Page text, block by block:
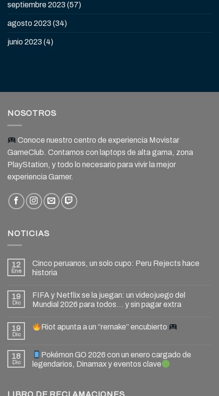
septiembre 2023 (57)
agosto 2023 (34)
junio 2023 (4)
NOSOTROS
Conoce nuestro centro de experiencia Movistar
GameClub. Contamos con laptops de alta gama, zona
PlayStation, y todo lo necesario para vivir la mejor
experiencia Gamer.
NOTICIAS
12
Ene
Cinco peruanos, un solo cupo: Peru Rejects hace
historia
19
Dic
FIFA y Netflix se la juegan: un videojuego del
Mundial 2026 para todos… y sin pagar extra
19
Dic
Riot apunta a un “remake” encubierto
18
Dic
Pokémon GO 2026 con un enero cargado de
legendarios, Dinamax y eventos clave